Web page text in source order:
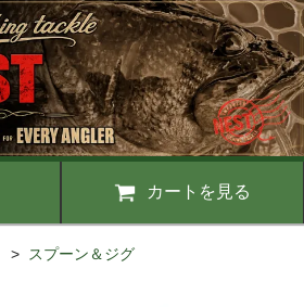
カートを見る
> スプーン＆ジグ